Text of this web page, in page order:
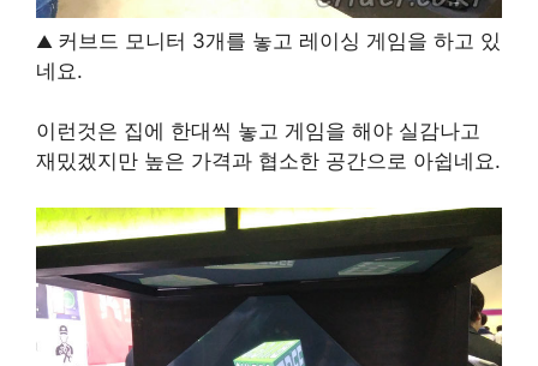
▲ 커브드 모니터 3개를 놓고 레이싱 게임을 하고 있
네요.
이런것은 집에 한대씩 놓고 게임을 해야 실감나고
재밌겠지만 높은 가격과 협소한 공간으로 아쉽네요.